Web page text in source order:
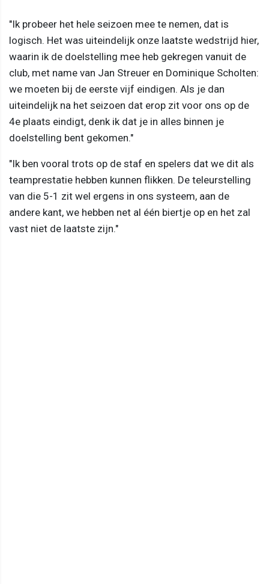
"Ik probeer het hele seizoen mee te nemen, dat is
logisch. Het was uiteindelijk onze laatste wedstrijd hier,
waarin ik de doelstelling mee heb gekregen vanuit de
club, met name van Jan Streuer en Dominique Scholten:
we moeten bij de eerste vijf eindigen. Als je dan
uiteindelijk na het seizoen dat erop zit voor ons op de
4e plaats eindigt, denk ik dat je in alles binnen je
doelstelling bent gekomen."
"Ik ben vooral trots op de staf en spelers dat we dit als
teamprestatie hebben kunnen flikken. De teleurstelling
van die 5-1 zit wel ergens in ons systeem, aan de
andere kant, we hebben net al één biertje op en het zal
vast niet de laatste zijn."